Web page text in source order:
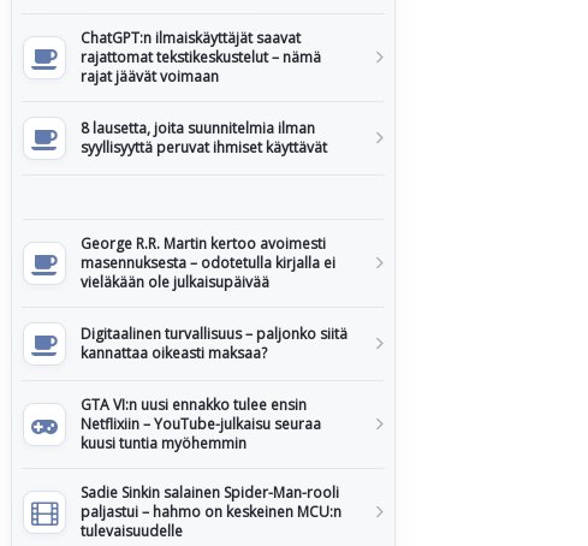
ChatGPT:n ilmaiskäyttäjät saavat
rajattomat tekstikeskustelut – nämä
rajat jäävät voimaan
8 lausetta, joita suunnitelmia ilman
syyllisyyttä peruvat ihmiset käyttävät
George R.R. Martin kertoo avoimesti
masennuksesta – odotetulla kirjalla ei
vieläkään ole julkaisupäivää
Digitaalinen turvallisuus – paljonko siitä
kannattaa oikeasti maksaa?
GTA VI:n uusi ennakko tulee ensin
Netflixiin – YouTube-julkaisu seuraa
kuusi tuntia myöhemmin
Sadie Sinkin salainen Spider-Man-rooli
paljastui – hahmo on keskeinen MCU:n
tulevaisuudelle